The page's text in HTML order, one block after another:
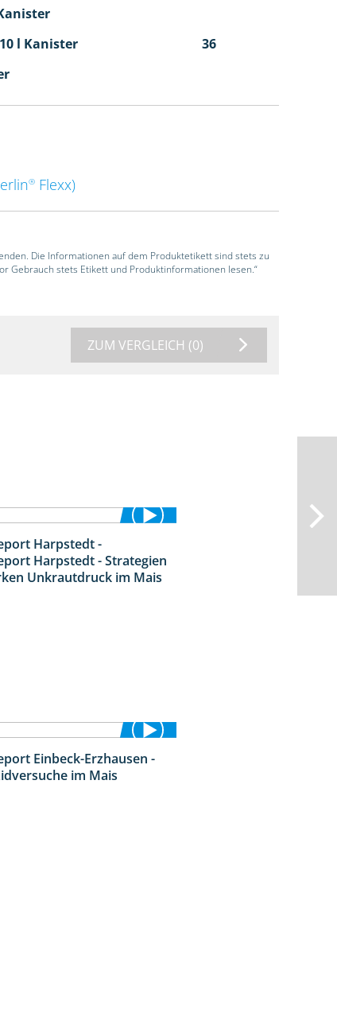
l Kanister
36
® Flexx)
Die Informationen auf dem Produktetikett sind stets zu
Gebrauch stets Etikett und Produktinformationen lesen.“
ZUM VERGLEICH (0)
Harpstedt -
Harpstedt - Strategien
Unkrautdruck im Mais
7:04
Einbeck-Erzhausen -
im Mais